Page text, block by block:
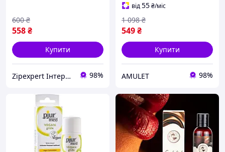
558₴
600 ₴
Купити
Zipexpert Iнтернет-магазин запчастин до побутовой технiки та iтнимних товарiв для дорослих 98%
від55₴/міс
549₴
1 098 ₴
Купити
AMULET 98%